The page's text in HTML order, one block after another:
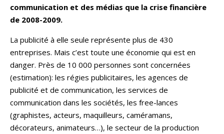
communication et des médias que la crise financière
de 2008-2009.
La publicité à elle seule représente plus de 430
entreprises. Mais c’est toute une économie qui est en
danger. Près de 10 000 personnes sont concernées
(estimation): les régies publicitaires, les agences de
publicité et de communication, les services de
communication dans les sociétés, les free-lances
(graphistes, acteurs, maquilleurs, caméramans,
décorateurs, animateurs…), le secteur de la production